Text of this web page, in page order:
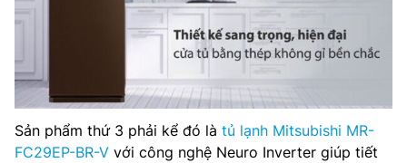
Sản phẩm thứ 3 phải kể đó là tủ lạnh Mitsubishi MR-
FC29EP-BR-V với công nghệ Neuro Inverter giúp tiết